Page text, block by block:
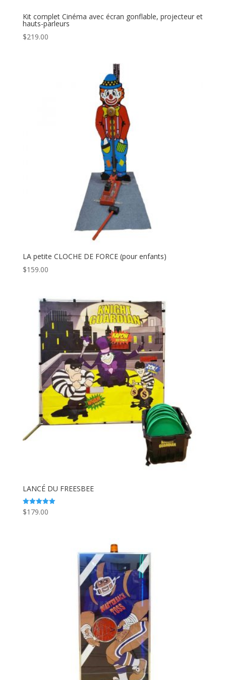
Kit complet Cinéma avec écran gonflable, projecteur et
hauts-parleurs
$219.00
LA petite CLOCHE DE FORCE (pour enfants)
$159.00
LANCÉ DU FREESBEE
Note
5.00
$179.00